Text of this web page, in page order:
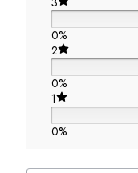
0%
2
0%
1
0%